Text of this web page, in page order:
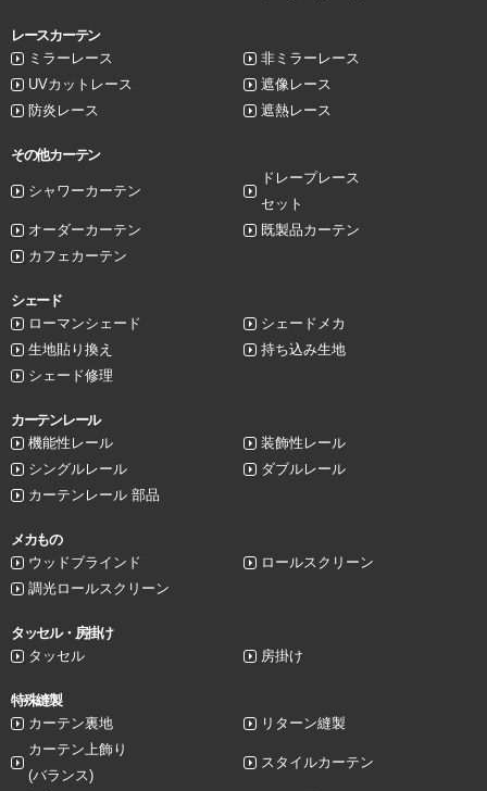
レースカーテン
ミラーレース
非ミラーレース
UVカットレース
遮像レース
防炎レース
遮熱レース
その他カーテン
シャワーカーテン
ドレープレース
セット
オーダーカーテン
既製品カーテン
カフェカーテン
シェード
ローマンシェード
シェードメカ
生地貼り換え
持ち込み生地
シェード修理
カーテンレール
機能性レール
装飾性レール
シングルレール
ダブルレール
カーテンレール 部品
メカもの
ウッドブラインド
ロールスクリーン
調光ロールスクリーン
タッセル・房掛け
タッセル
房掛け
特殊縫製
カーテン裏地
リターン縫製
カーテン上飾り
(バランス)
スタイルカーテン